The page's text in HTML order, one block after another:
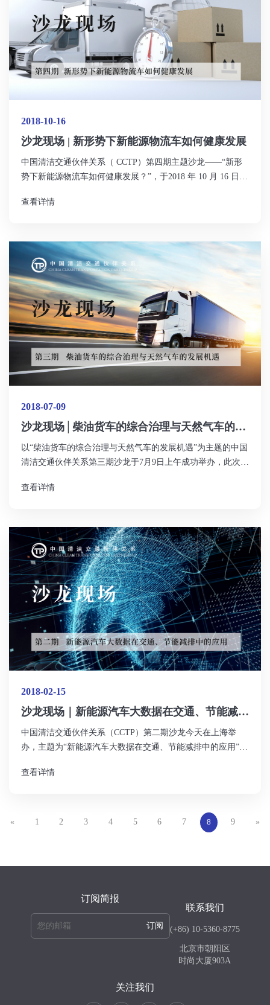
2018-10-16
沙龙现场 | 新形势下新能源物流车如何健康发展
中国清洁交通伙伴关系（ CCTP）第四期主题沙龙——“新形
势下新能源物流车如何健康发展？”，于2018 年 10 月 16 日下
研究院承办，来自17家单位（文末附名单）的24位专家学者参
查看详情
2018-07-09
沙龙现场│柴油货车的综合治理与天然气车的发
展机遇
以“柴油货车的综合治理与天然气车的发展机遇”为主题的中国
清洁交通伙伴关系第三期沙龙于7月9日上午成功举办，此次沙
理司在内的十多家相关单位参加了沙龙并进行了热烈讨论。
查看详情
2018-02-15
沙龙现场｜新能源汽车大数据在交通、节能减排
中的应用
中国清洁交通伙伴关系（CCTP）第二期沙龙今天在上海举
办，主题为“新能源汽车大数据在交通、节能减排中的应用”。
监测研究中心承办。来自18单位（文末附名单）的30多位专家
讨新能源汽车数据如何服务于交通、
查看详情
« 1 2 3 4 5 6 7 8 9 »
订阅简报
订阅
联系我们
(+86) 10-5360-8775
北京市朝阳区
时尚大厦903A
关注我们